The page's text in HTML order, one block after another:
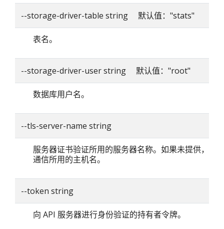
--storage-driver-table string 默认值："stats"
表名。
--storage-driver-user string 默认值："root"
数据库用户名。
--tls-server-name string
服务器证书验证所用的服务器名称。如果未提供，则
通信所用的主机名。
--token string
向 API 服务器进行身份验证的持有者令牌。